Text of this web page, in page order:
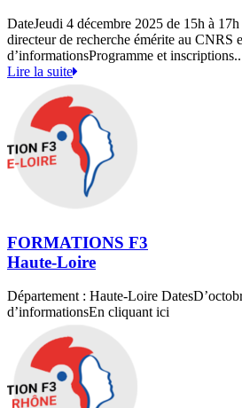
DateJeudi 4 décembre 2025 de 15h à
directeur de recherche émérite au CNRS
d’informationsProgramme et
Lire la suite
FORMATIONS F3
Haute-Loire
Département : Haute-Loire
d’informationsEn cliquant ici